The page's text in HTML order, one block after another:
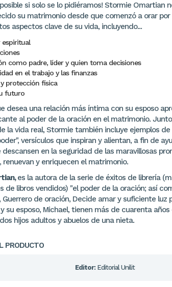
si solo se lo pidiéramos! Stormie Omartian
su matrimonio desde que comenzó a orar por
aspectos clave de su vida, incluyendo...
espiritual
como padre, líder y quien toma decisiones
en el trabajo y las finanzas
protección física
futuro
desea una relación más íntima con su esposo
al poder de la oración en el matrimonio.
la vida real, Stormie también incluye ejemplos de
versículos que inspiran y alientan, a fin de
descansen en la seguridad de las maravillosas
renuevan y enriquecen el matrimonio.
es la autora de la serie de éxitos de librería
de libros vendidos) "el poder de la oración; así
Guerrero de oración, Decide amar y suficiente luz
su esposo, Michael, tienen más de cuarenta
hijos adultos y abuelos de una nieta.
PRODUCTO
Editor: Editorial Unilit